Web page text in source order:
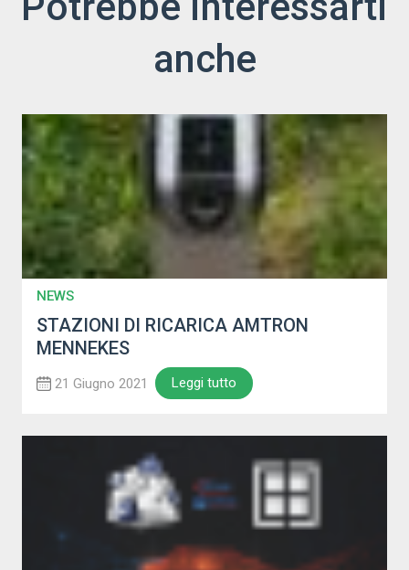
anche
NEWS
STAZIONI DI RICARICA AMTRON
MENNEKES
21 Giugno 2021 Leggi tutto